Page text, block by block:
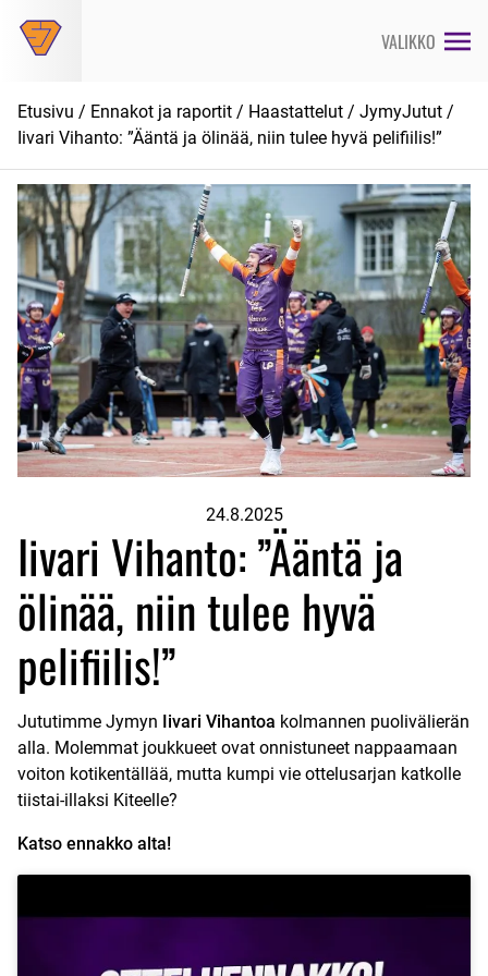
suoraan
VALIKKO
Etusivu / Ennakot ja raportit / Haastattelut / JymyJutut /
Iivari Vihanto: ”Ääntä ja ölinää, niin tulee hyvä pelifiilis!”
24.8.2025
Iivari Vihanto: ”Ääntä ja
ölinää, niin tulee hyvä
pelifiilis!”
Jututimme Jymyn Iivari Vihantoa kolmannen puolivälierän
alla. Molemmat joukkueet ovat onnistuneet nappaamaan
voiton kotikentällää, mutta kumpi vie ottelusarjan katkolle
tiistai-illaksi Kiteelle?
Katso ennakko alta!